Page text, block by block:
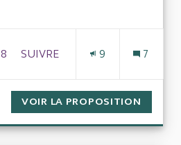
catégorie : Environnement
8 8 ABONNÉS
SUIVRE
9 7
VOIR LA PROPOSITION